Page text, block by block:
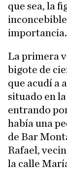
que sea, la
inconcebible
importancia.
La primera
bigote de
que acudí a
situado en
entrando
había una
de Bar
Rafael,
la calle